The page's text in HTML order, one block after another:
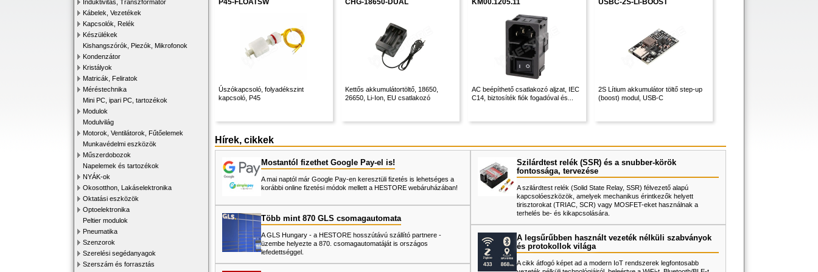
Induktivitás, Transzformátor
Kábelek, Vezetékek
Kapcsolók, Relék
Készülékek
Kishangszórók, Piezók, Mikrofonok
Kondenzátor
Kristályok
Matricák, Feliratok
Méréstechnika
Mini PC, ipari PC, tartozékok
Modulok
Modulvilág
Motorok, Ventilátorok, Fűtőelemek
Munkavédelmi eszközök
Műszerdobozok
Napelemek és tartozékok
NYÁK-ok
Okosotthon, Lakáselektronika
Oktatási eszközök
Optoelektronika
Peltier modulok
Pneumatika
Szenzorok
Szerelési segédanyagok
Szerszám és forrasztás
P45-FLOATSW
Úszókapcsoló, folyadékszint
kapcsoló, P45
CHG-18650-DUAL
Kettős akkumulátortöltő, 18650,
26650, Li-Ion, EU csatlakozó
KM00.1205.11
AC beépíthető csatlakozó aljzat, IEC
C14, biztosíték fiók fogadóval és...
USBC-2S-LI-BOOST
2S Lítium akkumulátor töltő step-up
(boost) modul, USB-C
Hírek, cikkek
Mostantól fizethet Google Pay-el is!
A mai naptól már Google Pay-en keresztüli fizetés is lehetséges a
korábbi online fizetési módok mellett a HESTORE webáruházában!
Több mint 870 GLS csomagautomata
A GLS Hungary - a HESTORE hosszútávú szállító partnere -
üzembe helyezte a 870. csomagautomatáját is országos
lefedettséggel.
Szilárdtest relék (SSR) és a snubber-körök
fontossága, tervezése
A szilárdtest relék (Solid State Relay, SSR) félvezető alapú
kapcsolóeszközök, amelyek mechanikus érintkezők helyett
tirisztorokat (TRIAC, SCR) vagy MOSFET-eket használnak a
terhelés be- és kikapcsolására.
A legsűrűbben használt vezeték nélküli szabványok
és protokollok világa
A cikk átfogó képet ad a modern IoT rendszerek legfontosabb